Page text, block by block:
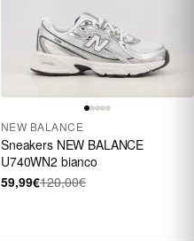
NEW BALANCE
Sneakers NEW BALANCE
U740WN2 bianco
59,99€120,00€